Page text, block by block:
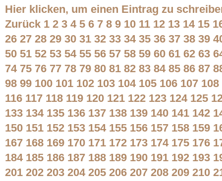
Hier klicken, um einen Eintrag zu
Zurück 1 2 3 4 5 6 7 8 9 10 11 12 13 14 15
26 27 28 29 30 31 32 33 34 35 36 37 38 39
50 51 52 53 54 55 56 57 58 59 60 61 62 63
74 75 76 77 78 79 80 81 82 83 84 85 86 87
98 99 100 101 102 103 104 105 106 107 108
116 117 118 119 120 121 122 123 124 125
133 134 135 136 137 138 139 140 141 142
150 151 152 153 154 155 156 157 158 159
167 168 169 170 171 172 173 174 175 176
184 185 186 187 188 189 190 191 192 193
201 202 203 204 205 206 207 208 209 210